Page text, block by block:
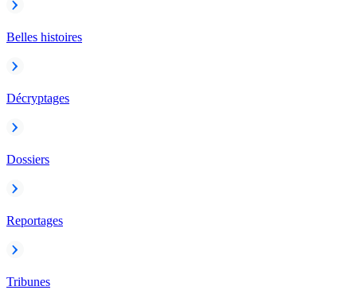
Belles histoires
Décryptages
Dossiers
Reportages
Tribunes